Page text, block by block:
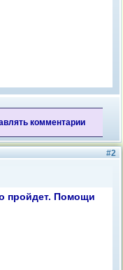
комментарии
#2
пройдет. Помощи